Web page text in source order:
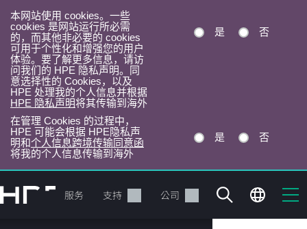
本网站使用 cookies。一些
cookies 是网站运行所必需
的，而其他非必要的 cookies
可用于个性化和增强您的用户
体验。要了解更多信息，请访
问我们的 HPE 隐私声明。同
意选择性的 Cookies，以及
HPE 处理我的个人信息并根据
HPE 隐私声明将其传输到海外
是 否
在管理 Cookies 的过程中，
HPE 可能会根据 HPE隐私声
明和个人信息跨境传输同意函
将我的个人信息传输到海外
是 否
转
到
产品 服务 支持 公司